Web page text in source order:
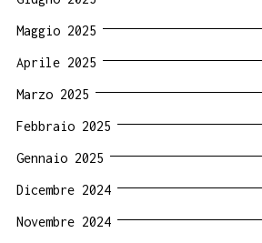
Maggio 2025
Aprile 2025
Marzo 2025
Febbraio 2025
Gennaio 2025
Dicembre 2024
Novembre 2024